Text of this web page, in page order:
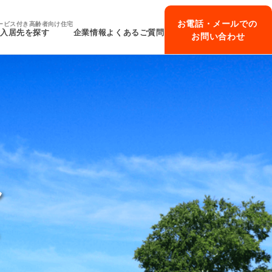
ビス付き高齢者向け住宅
入居先を探す 企業情報よくあるご質問
お電話・メールでの
お問い合わせ